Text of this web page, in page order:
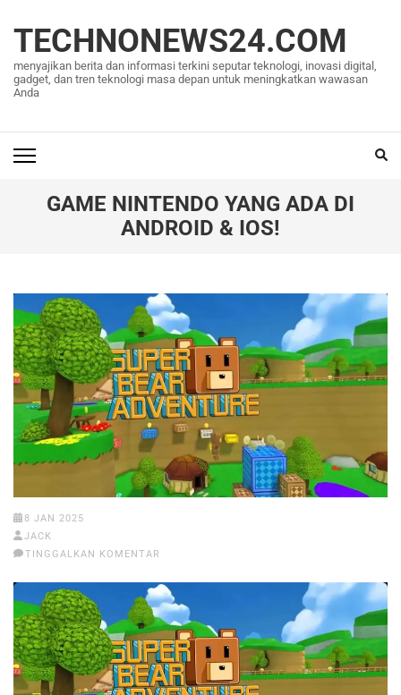
konten
(Tekan
Enter)
TECHNONEWS24.COM
menyajikan berita dan informasi terkini seputar teknologi, inovasi digital,
gadget, dan tren teknologi masa depan untuk meningkatkan wawasan
Anda
GAME NINTENDO YANG ADA DI
ANDROID & IOS!
8 JAN 2025
JACK
TINGGALKAN KOMENTAR